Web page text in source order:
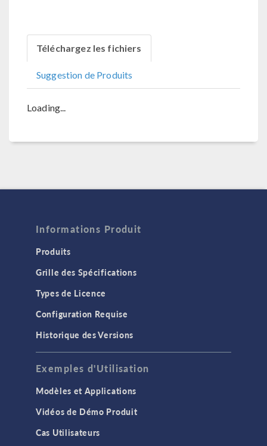
Téléchargez les fichiers
Suggestion de Produits
Loading...
Informations Produit
Produits
Grille des Spécifications
Types de Licence
Configuration Requise
Historique des Versions
Exemples d'Utilisation
Modèles et Applications
Vidéos de Démo Produit
Cas Utilisateurs